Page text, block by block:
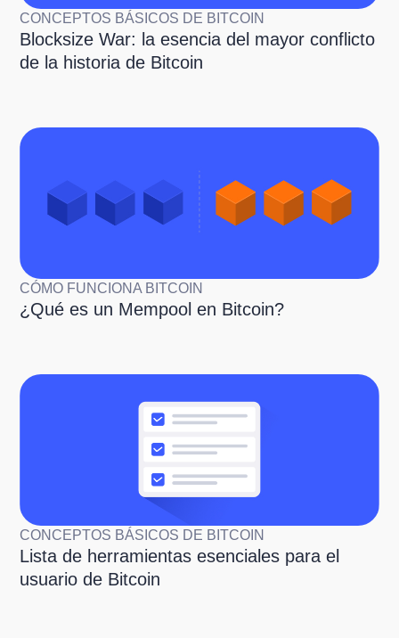
CONCEPTOS BÁSICOS DE BITCOIN
Blocksize War: la esencia del mayor conflicto
de la historia de Bitcoin
CÓMO FUNCIONA BITCOIN
¿Qué es un Mempool en Bitcoin?
CONCEPTOS BÁSICOS DE BITCOIN
Lista de herramientas esenciales para el
usuario de Bitcoin